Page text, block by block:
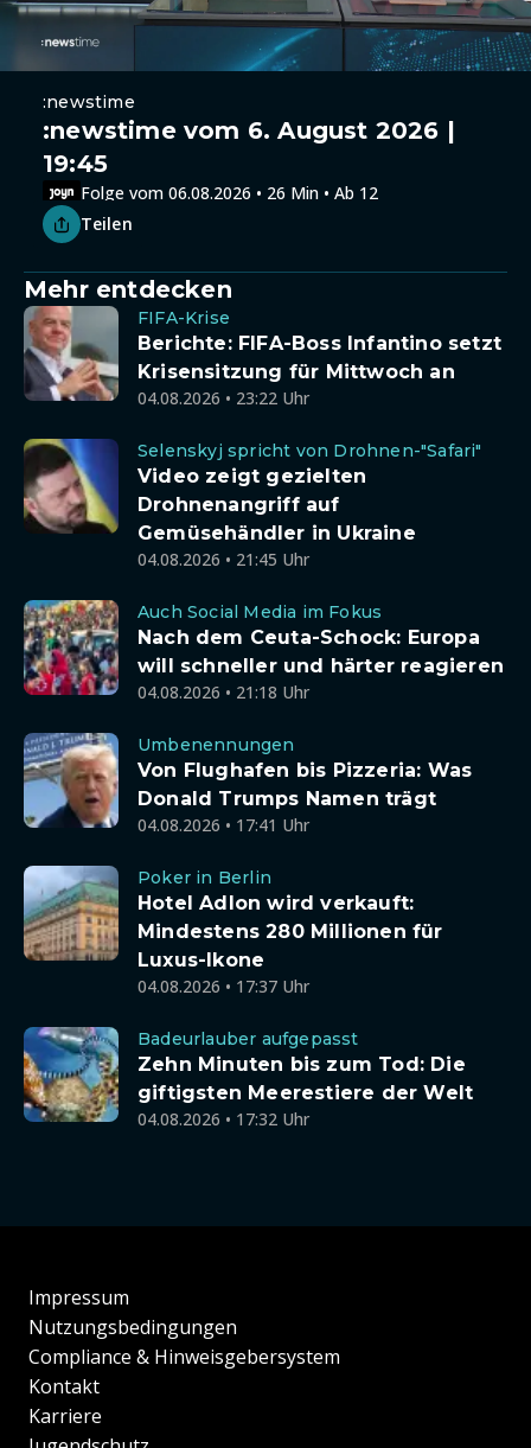
:newstime
:newstime vom 6. August 2026 |
19:45
Folge vom 06.08.2026 • 26 Min • Ab 12
Teilen
Mehr entdecken
FIFA-Krise
Berichte: FIFA-Boss Infantino setzt
Krisensitzung für Mittwoch an
04.08.2026 • 23:22 Uhr
Selenskyj spricht von Drohnen-"Safari"
Video zeigt gezielten
Drohnenangriff auf
Gemüsehändler in Ukraine
04.08.2026 • 21:45 Uhr
Auch Social Media im Fokus
Nach dem Ceuta-Schock: Europa
will schneller und härter reagieren
04.08.2026 • 21:18 Uhr
Umbenennungen
Von Flughafen bis Pizzeria: Was
Donald Trumps Namen trägt
04.08.2026 • 17:41 Uhr
Poker in Berlin
Hotel Adlon wird verkauft:
Mindestens 280 Millionen für
Luxus-Ikone
04.08.2026 • 17:37 Uhr
Badeurlauber aufgepasst
Zehn Minuten bis zum Tod: Die
giftigsten Meerestiere der Welt
04.08.2026 • 17:32 Uhr
Impressum
Nutzungsbedingungen
Compliance & Hinweisgebersystem
Kontakt
Karriere